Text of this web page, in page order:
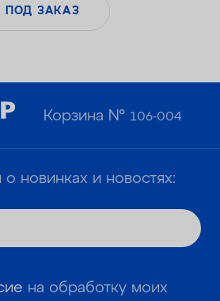
ПОД ЗАКАЗ
Корзина №106-004
новинках и новостях:
на обработку моих